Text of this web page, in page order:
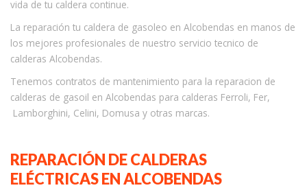
vida de tu caldera continue.
La reparación tu caldera de gasoleo en Alcobendas en manos de
los mejores profesionales de nuestro servicio tecnico de
calderas Alcobendas.
Tenemos contratos de mantenimiento para la reparacion de
calderas de gasoil en Alcobendas para calderas Ferroli, Fer,
Lamborghini, Celini, Domusa y otras marcas.
REPARACIÓN DE CALDERAS
ELÉCTRICAS EN ALCOBENDAS